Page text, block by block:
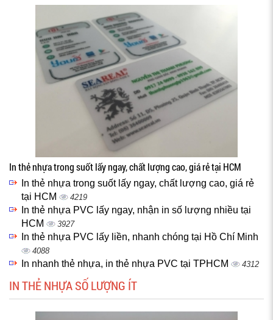
In thẻ nhựa trong suốt lấy ngay, chất lượng cao, giá rẻ tại HCM
In thẻ nhựa trong suốt lấy ngay, chất lượng cao, giá rẻ
tại HCM
4219
In thẻ nhựa PVC lấy ngay, nhận in số lượng nhiều tại
HCM
3927
In thẻ nhựa PVC lấy liền, nhanh chóng tại Hồ Chí Minh
4088
In nhanh thẻ nhựa, in thẻ nhựa PVC tại TPHCM 4312
IN THẺ NHỰA SỐ LƯỢNG ÍT